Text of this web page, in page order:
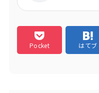
Pocket はてブ